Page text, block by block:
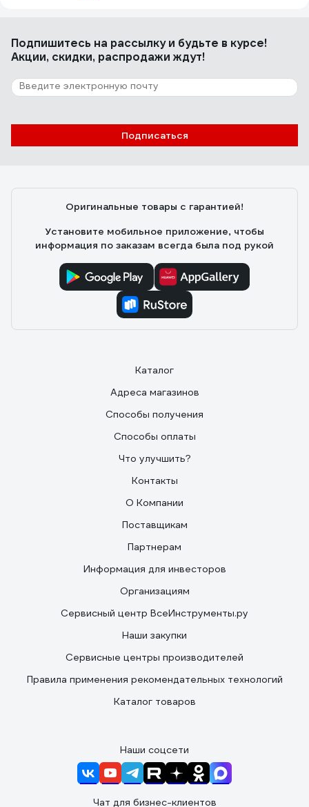
Подпишитесь на рассылкуи будьте в курсе!
Акции, скидки, распродажи ждут!
Подписаться
Оригинальные товары с гарантией!
Установите мобильное приложение, чтобы
информация по заказам всегда была под рукой
Каталог
Адреса магазинов
Способы получения
Способы оплаты
Что улучшить?
Контакты
О Компании
Поставщикам
Партнерам
Информация для инвесторов
Организациям
Сервисный центр ВсеИнструменты.ру
Наши закупки
Сервисные центры производителей
Правила применения рекомендательных технологий
Каталог товаров
Наши соцсети
Чат для бизнес-клиентов